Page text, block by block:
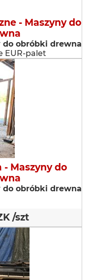
- Maszyny do
do obróbki drewna
EUR-palet
- Maszyny do
do obróbki drewna
/szt